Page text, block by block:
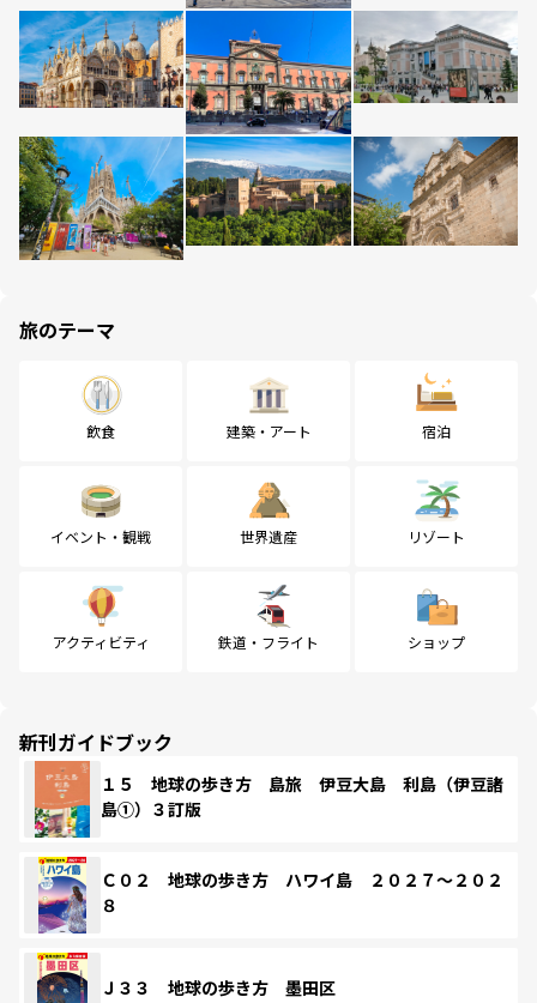
旅のテーマ
飲食 建築・アート 宿泊
イベント・観戦 世界遺産 リゾート
アクティビティ 鉄道・フライト ショップ
新刊ガイドブック
１５ 地球の歩き方 島旅 伊豆大島 利島（伊豆諸
島①）３訂版
Ｃ０２ 地球の歩き方 ハワイ島 ２０２７～２０２
８
Ｊ３３ 地球の歩き方 墨田区